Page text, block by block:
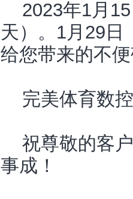
2023年1月15
天）。1月29日
给您带来的不
完美体育数控
祝尊敬的客户
事成！